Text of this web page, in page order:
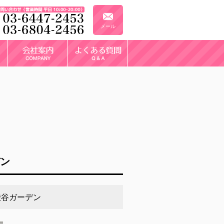
メール
ガーデン